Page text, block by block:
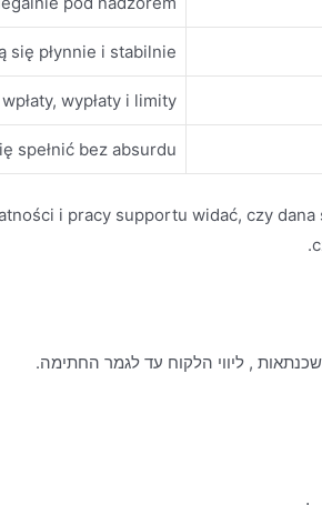
się płynnie i stabilnie
wypłaty i limity
spełnić bez absurdu
i pracy supportu widać, czy
, ליווי הלקוח עד לגמר החתימה.